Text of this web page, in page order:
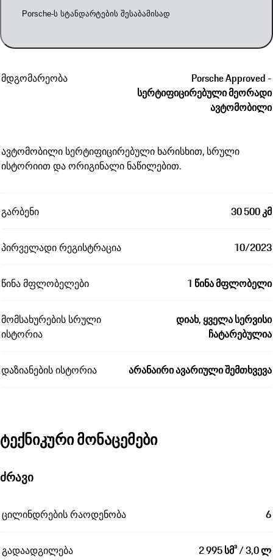
Porsche-ს სტანდარტების შესაბამისად
მდგომარეობა
Porsche Approved -
სერტიფიცირებული მეორადი
ავტომობილი
ავტომობილი სერტიფიცირებული ხარისხით, სრული
ისტორიით და ორიგინალი ნაწილებით.
გარბენი 30 500 კმ
პირველადი რეგისტრაცია 10/2023
წინა მფლობელები 1 წინა მფლობელი
მომსახურების სრული
ისტორია
დიახ, ყველა სერვისი
ჩატარებულია
დაზიანების ისტორია არანაირი ავარიული შემთხვევა
ტექნიკური მონაცემები
ძრავი
ცილინდრების რაოდენობა 6
გადაადგილება 2 995 სმ³ / 3,0 ლ